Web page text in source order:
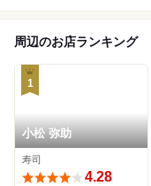
周辺のお店ランキング
1
小松 弥助
寿司
4.28